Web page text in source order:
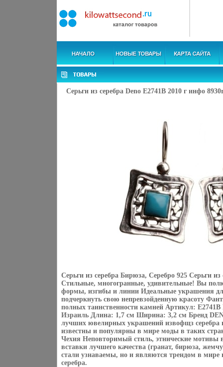
Серьги из серебра Deno E2741B 2010 г инфо
Серьги из серебра Бирюза, Серебро 925 Серьги из
Стильные, многогранные, удивительные! Вы
формы, изгибы и линии Идеальные украшения
подчеркнуть свою непревзойденную красоту
полных таинственности камней Артикул:
Израиль Длина: 1,7 см Ширина: 3,2 см Бренд
лучших ювелирных украшений извофщз серебра
известны и популярны в мире моды в таких
Чехия Неповторимый стиль, этнические мотивы
вставки лучшего качества (гранат, бирюза,
стали узнаваемы, но и являются трендом в
серебра.